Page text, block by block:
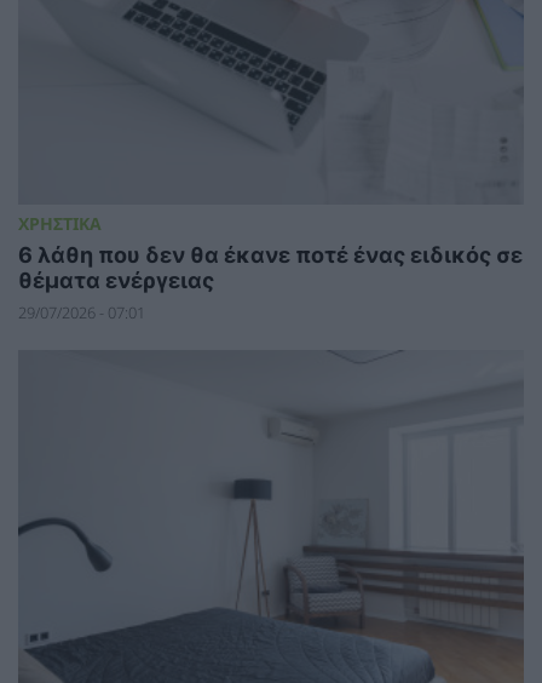
ΧΡΗΣΤΙΚΑ
6 λάθη που δεν θα έκανε ποτέ ένας ειδικός σε
θέματα ενέργειας
29/07/2026 - 07:01